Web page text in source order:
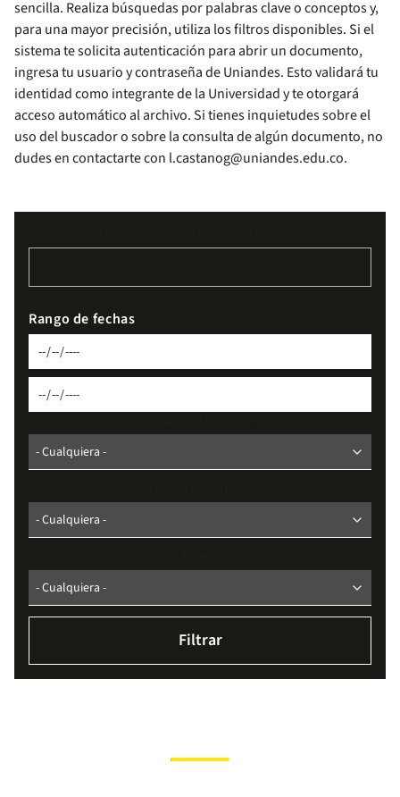
sencilla. Realiza búsquedas por palabras clave o conceptos y,
para una mayor precisión, utiliza los filtros disponibles. Si el
sistema te solicita autenticación para abrir un documento,
ingresa tu usuario y contraseña de Uniandes. Esto validará tu
identidad como integrante de la Universidad y te otorgará
acceso automático al archivo. Si tienes inquietudes sobre el
uso del buscador o sobre la consulta de algún documento, no
dudes en contactarte con l.castanog@uniandes.edu.co.
Rango de fechas